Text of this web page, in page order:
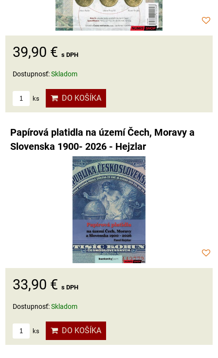
39,90 € s DPH
Dostupnosť:Skladom
ks DO KOŠÍKA
Papírová platidla na území Čech, Moravy a
Slovenska 1900- 2026 - Hejzlar
33,90 € s DPH
Dostupnosť:Skladom
ks DO KOŠÍKA